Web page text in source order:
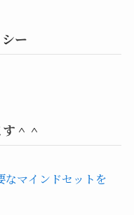
ー
＾＾
なマインドセットを